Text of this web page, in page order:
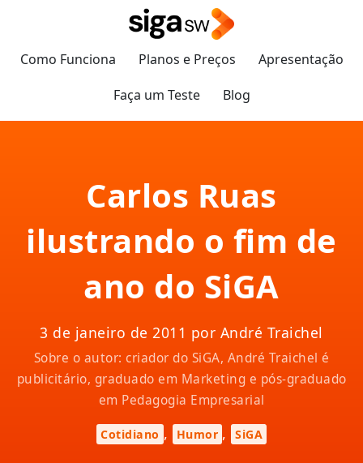
Como Funciona Planos e Preços
Apresentação
Faça um Teste
Blog
Carlos Ruas
ilustrando o fim de
ano do SiGA
3 de janeiro de 2011 por André Traichel
Sobre o autor: criador do SiGA, André Traichel é
publicitário, graduado em Marketing e pós-graduado
em Pedagogia Empresarial
Cotidiano , Humor , SiGA